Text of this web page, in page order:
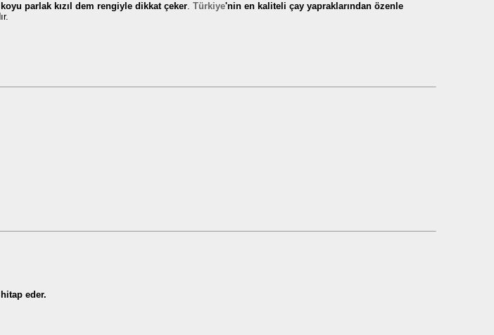
parlak kızıl dem rengiyle dikkat çeker. Türkiye'nin en kaliteli çay yapraklarından özenle
eder.